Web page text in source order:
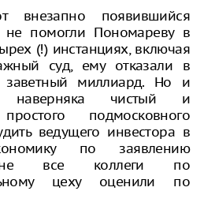
внезапно появившийся
не помогли Пономареву в
(!) инстанциях, включая
суд, ему отказали в
заветный миллиард. Но и
чистый и
подмосковного
ведущего инвестора в
по заявлению
не все коллеги по
цеху оценили по